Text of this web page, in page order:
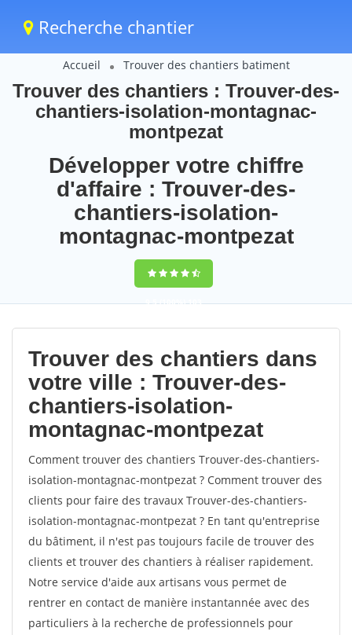
Recherche chantier
Accueil Trouver des chantiers batiment
Trouver des chantiers : Trouver-des-
chantiers-isolation-montagnac-
montpezat
Développer votre chiffre
d'affaire : Trouver-des-
chantiers-isolation-
montagnac-montpezat
9,5(100%)103
votes
Trouver des chantiers dans
votre ville : Trouver-des-
chantiers-isolation-
montagnac-montpezat
Comment trouver des chantiers Trouver-des-chantiers-
isolation-montagnac-montpezat ? Comment trouver des
clients pour faire des travaux Trouver-des-chantiers-
isolation-montagnac-montpezat ? En tant qu'entreprise
du bâtiment, il n'est pas toujours facile de trouver des
clients et trouver des chantiers à réaliser rapidement.
Notre service d'aide aux artisans vous permet de
rentrer en contact de manière instantannée avec des
particuliers à la recherche de professionnels pour